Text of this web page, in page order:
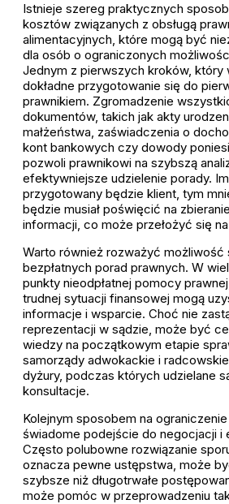
Istnieje szereg praktycznych
kosztów związanych z obsługą
alimentacyjnych, które mogą być
dla osób o ograniczonych
Jednym z pierwszych kroków, który
dokładne przygotowanie się do
prawnikiem. Zgromadzenie
dokumentów, takich jak akty
małżeństwa, zaświadczenia o
kont bankowych czy dowody
pozwoli prawnikowi na szybszą
efektywniejsze udzielenie porady.
przygotowany będzie klient, tym
będzie musiał poświęcić na
informacji, co może przełożyć się
Warto również rozważyć możliwość
bezpłatnych porad prawnych. W
punkty nieodpłatnej pomocy
trudnej sytuacji finansowej mogą
informacje i wsparcie. Choć nie
reprezentacji w sądzie, może być
wiedzy na początkowym etapie
samorządy adwokackie i
dyżury, podczas których udzielane
konsultacje.
Kolejnym sposobem na
świadome podejście do negocjacji i
Często polubowne rozwiązanie
oznacza pewne ustępstwa, może
szybsze niż długotrwałe
może pomóc w przeprowadzeniu